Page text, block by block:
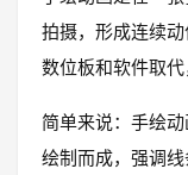
拍摄，形成连续
数位板和软件取
简单来说：手绘
绘制而成，强调线